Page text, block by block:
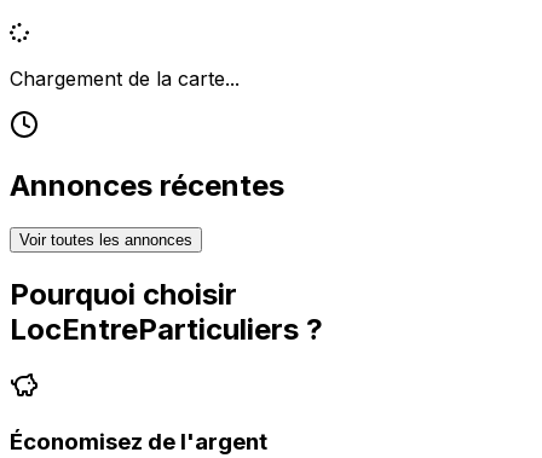
Chargement de la carte...
Annonces récentes
Voir toutes les annonces
Pourquoi choisir
LocEntreParticuliers ?
Économisez de l'argent